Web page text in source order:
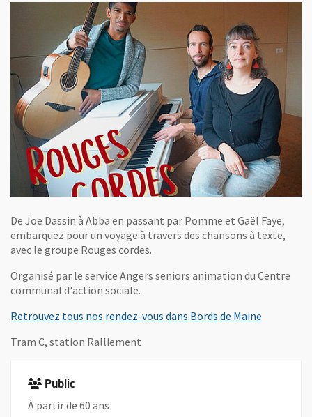
De Joe Dassin à Abba en passant par Pomme et Gaël Faye,
embarquez pour un voyage à travers des chansons à texte,
avec le groupe Rouges cordes.
Organisé par le service Angers seniors animation du Centre
communal d'action sociale.
Retrouvez tous nos rendez-vous dans Bords de Maine
Tram C, station Ralliement
Public
À partir de 60 ans